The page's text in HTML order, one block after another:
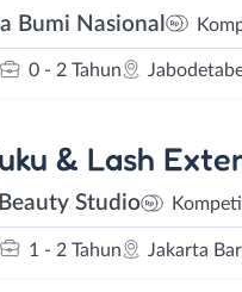
Bumi Nasional
0 - 2 Tahun
& Lash
Studio
1 - 2 Tahun Jakarta